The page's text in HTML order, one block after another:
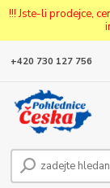
!!! Jste-li prodejce,
+420 730 127 756